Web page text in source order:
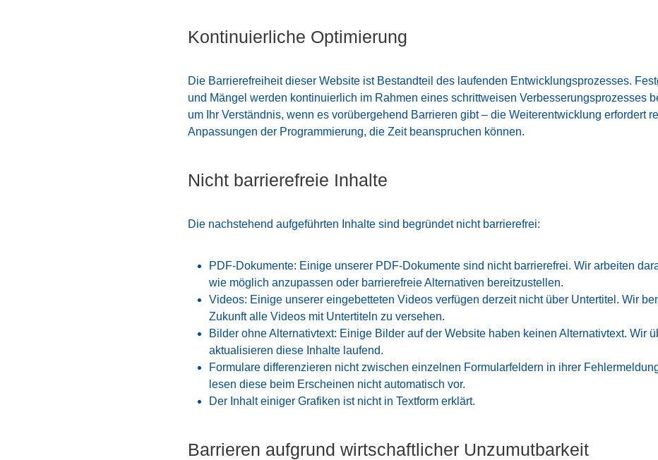
Kontinuierliche Optimierung
Die Barrierefreiheit dieser Website ist Bestandteil des laufenden Entwicklungsprozesses.
und Mängel werden kontinuierlich im Rahmen eines schrittweisen Verbesserungsprozesses
um Ihr Verständnis, wenn es vorübergehend Barrieren gibt – die Weiterentwicklung erfordert
Anpassungen der Programmierung, die Zeit beanspruchen können.
Nicht barrierefreie Inhalte
Die nachstehend aufgeführten Inhalte sind begründet nicht barrierefrei:
PDF-Dokumente: Einige unserer PDF-Dokumente sind nicht barrierefrei. Wir arbeiten
wie möglich anzupassen oder barrierefreie Alternativen bereitzustellen.
Videos: Einige unserer eingebetteten Videos verfügen derzeit nicht über Untertitel. Wir
Zukunft alle Videos mit Untertiteln zu versehen.
Bilder ohne Alternativtext: Einige Bilder auf der Website haben keinen Alternativtext. Wir
aktualisieren diese Inhalte laufend.
Formulare differenzieren nicht zwischen einzelnen Formularfeldern in ihrer
lesen diese beim Erscheinen nicht automatisch vor.
Der Inhalt einiger Grafiken ist nicht in Textform erklärt.
Barrieren aufgrund wirtschaftlicher Unzumutbarkeit